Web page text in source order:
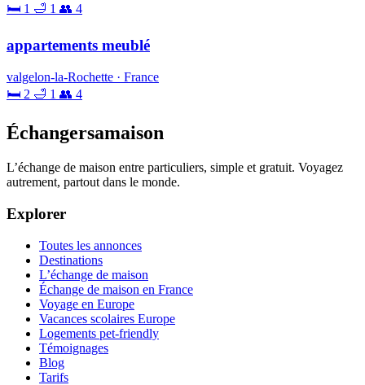
🛏 1 🛁 1 👥 4
appartements meublé
valgelon-la-Rochette · France
🛏 2 🛁 1 👥 4
Échangersamaison
L’échange de maison entre particuliers, simple et gratuit. Voyagez
autrement, partout dans le monde.
Explorer
Toutes les annonces
Destinations
L’échange de maison
Échange de maison en France
Voyage en Europe
Vacances scolaires Europe
Logements pet-friendly
Témoignages
Blog
Tarifs